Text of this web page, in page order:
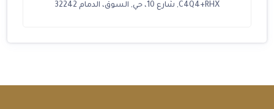
C4Q4+RHX, شارع 10، حي, السوق، الدمام 32242